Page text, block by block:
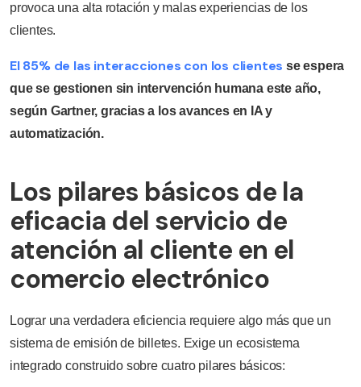
provoca una alta rotación y malas experiencias de los
clientes.
El 85% de las interacciones con los clientes se espera
que se gestionen sin intervención humana este año,
según Gartner, gracias a los avances en IA y
automatización.
Los pilares básicos de la
eficacia del servicio de
atención al cliente en el
comercio electrónico
Lograr una verdadera eficiencia requiere algo más que un
sistema de emisión de billetes. Exige un ecosistema
integrado construido sobre cuatro pilares básicos: